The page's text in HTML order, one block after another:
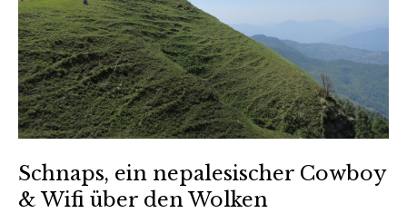
Schnaps, ein nepalesischer Cowboy
& Wifi über den Wolken